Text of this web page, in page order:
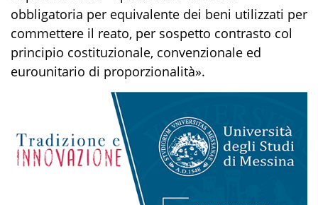
obbligatoria per equivalente dei beni utilizzati per
commettere il reato, per sospetto contrasto col
principio costituzionale, convenzionale ed
eurounitario di proporzionalità».